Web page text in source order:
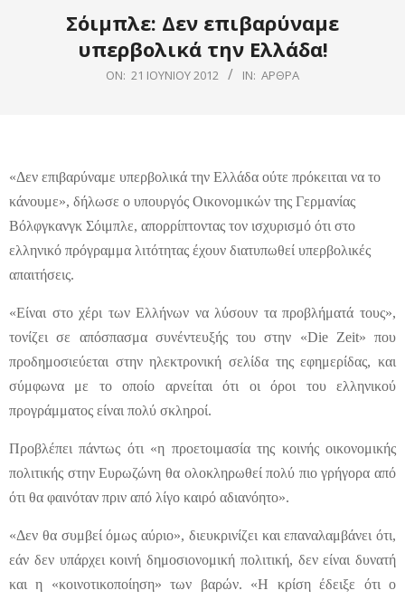
Σόιμπλε: Δεν επιβαρύναμε
υπερβολικά την Ελλάδα!
ON: 21 ΙΟΥΝΊΟΥ 2012 IN: ΆΡΘΡΑ
«Δεν επιβαρύναμε υπερβολικά την Ελλάδα ούτε πρόκειται να το
κάνουμε», δήλωσε ο υπουργός Οικονομικών της Γερμανίας
Βόλφγκανγκ Σόιμπλε, απορρίπτοντας τον ισχυρισμό ότι στο
ελληνικό πρόγραμμα λιτότητας έχουν διατυπωθεί υπερβολικές
απαιτήσεις.
«Είναι στο χέρι των Ελλήνων να λύσουν τα προβλήματά τους»,
τονίζει σε απόσπασμα συνέντευξής του στην «Die Zeit» που
προδημοσιεύεται στην ηλεκτρονική σελίδα της εφημερίδας, και
σύμφωνα με το οποίο αρνείται ότι οι όροι του ελληνικού
προγράμματος είναι πολύ σκληροί.
Προβλέπει πάντως ότι «η προετοιμασία της κοινής οικονομικής
πολιτικής στην Ευρωζώνη θα ολοκληρωθεί πολύ πιο γρήγορα από
ότι θα φαινόταν πριν από λίγο καιρό αδιανόητο».
«Δεν θα συμβεί όμως αύριο», διευκρινίζει και επαναλαμβάνει ότι,
εάν δεν υπάρχει κοινή δημοσιονομική πολιτική, δεν είναι δυνατή
και η «κοινοτικοποίηση» των βαρών. «Η κρίση έδειξε ότι ο